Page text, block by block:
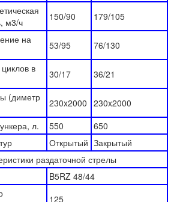
м3/ч
150/90
179/105
на
53/95
76/130
в
30/17
36/21
(диметр
230x2000 230x2000
л.
550
650
Открытый Закрытый
раздаточной стрелы
B5RZ 48/44
125